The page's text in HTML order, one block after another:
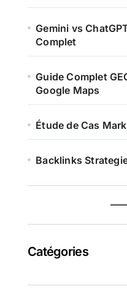
Gemini vs
Complet
Guide Complet
Google Maps
Étude de Cas
Backlinks
Catégories